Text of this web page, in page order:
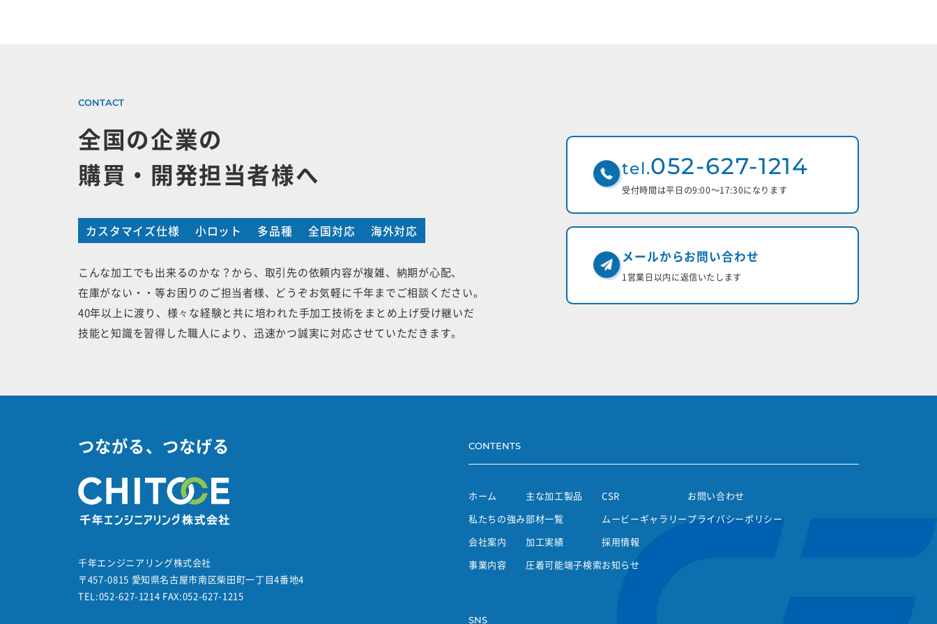
全国の企業の
購買・開発担当者様へ
カスタマイズ仕様 小ロット 多品種 全国対応 海外対応
こんな加工でも出来るのかな？から、取引先の依頼内容が複雑、納期が心配、
在庫がない・・等お困りのご担当者様、どうぞお気軽に千年までご相談ください。
40年以上に渡り、様々な経験と共に培われた手加工技術をまとめ上げ受け継いだ
技能と知識を習得した職人により、迅速かつ誠実に対応させていただきます。
tel.052-627-1214
受付時間は平日の9:00〜17:30になります
メールからお問い合わせ
1営業日以内に返信いたします
つながる、つなげる
千年エンジニアリング株式会社
〒457-0815 愛知県名古屋市南区柴田町一丁目4番地4
TEL:052-627-1214 FAX:052-627-1215
CONTENTS
ホーム
私たちの強み
会社案内
事業内容
主な加工製品
部材一覧
加工実績
圧着可能端子検索
CSR
ムービーギャラリー
採用情報
お知らせ
お問い合わせ
プライバシーポリシー
SNS